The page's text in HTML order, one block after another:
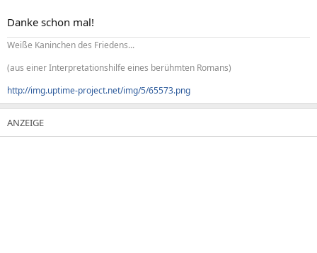
Danke schon mal!
Weiße Kaninchen des Friedens...
(aus einer Interpretationshilfe eines berühmten Romans)
http://img.uptime-project.net/img/5/65573.png